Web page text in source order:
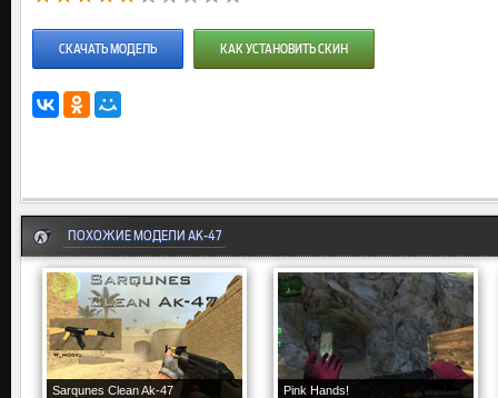
СКАЧАТЬ МОДЕЛЬ КАК УСТАНОВИТЬ СКИН
ПОХОЖИЕ МОДЕЛИ AK-47
Sarqunes Clean Ak-47 Pink Hands!